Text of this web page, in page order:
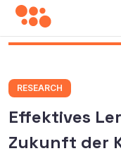
RESEARCH
Effektives
Zukunft der